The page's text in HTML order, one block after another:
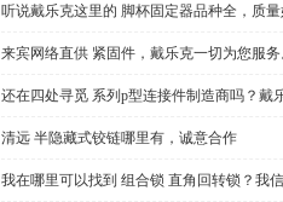
听说戴乐克这里的 脚杯固定器品种全，质
来宾网络直供 紧固件，戴乐克一切为您服
还在四处寻觅 系列p型连接件制造商吗？戴
清远 半隐藏式铰链哪里有，诚意合作
我在哪里可以找到 组合锁 直角回转锁？我